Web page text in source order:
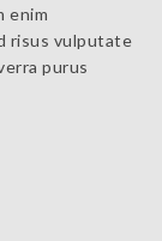
enim
risus vulputate
purus